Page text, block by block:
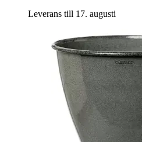
Leverans till 17. augusti